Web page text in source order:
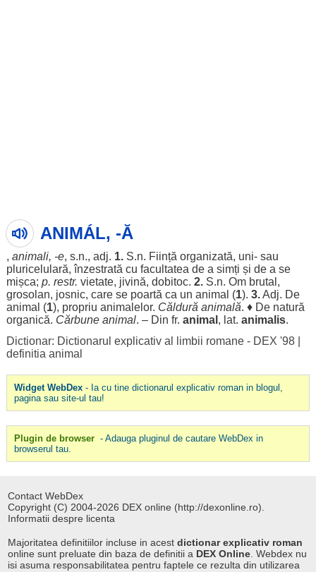
ANIMÁL, -Ă
, animali, -e, s.n., adj. 1.S.n. Ființă organizată, uni- sau
pluricelulară,înzestrată cu facultatea de a simți și de a se
mișca; p. restr. vietate, jivină, dobitoc. 2.S.n. Om brutal ,
grosolan, josnic, care se poartă ca un animal (1). 3.Adj. De
animal (1), propriu animalelor. Căldură animală. ♦ De natură
organică. Cărbuneanimal. – Din fr. animal , lat. animalis.
Dictionar: Dictionarul explicativ al limbii romane - DEX '98|
definitia animal
Widget WebDex- Ia cu tine dictionarul explicativ roman in blogul,
pagina sau site-ul tau!
Plugin de browser - Adauga pluginul de cautare WebDex in
browserul tau.
Contact WebDex
Copyright (C) 2004-2026 DEX online (http://dexonline.ro).
Informatii despre licenta
Majoritatea definitiilor incluse in acestdictionar explicativ roman
online sunt preluate din baza de definitii a DEX Online . Webdex nu
isi asuma responsabilitatea pentru faptele ce rezulta din utilizarea